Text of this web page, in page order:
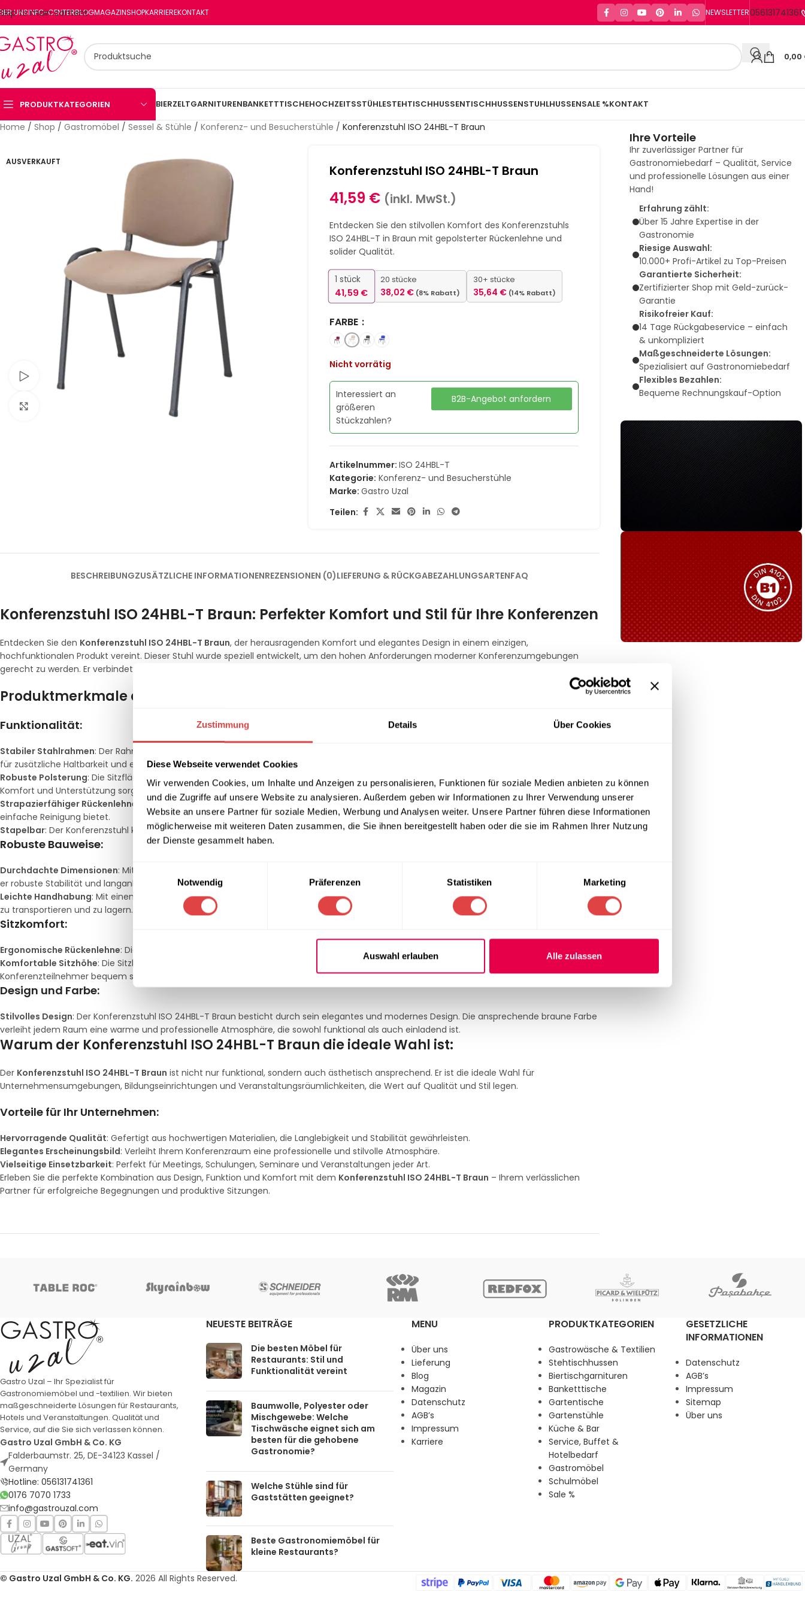
Zustimmung Details Über Cookies
Diese Webseite verwendet Cookies
Wir verwenden Cookies, um Inhalte und Anzeigen zu personalisieren, Funktionen für soziale Medien anbieten zu können
und die Zugriffe auf unsere Website zu analysieren. Außerdem geben wir Informationen zu Ihrer Verwendung unserer
Website an unsere Partner für soziale Medien, Werbung und Analysen weiter. Unsere Partner führen diese Informationen
möglicherweise mit weiteren Daten zusammen, die Sie ihnen bereitgestellt haben oder die sie im Rahmen Ihrer Nutzung
der Dienste gesammelt haben.
Einwilligungsauswahl
Notwendig
Präferenzen Statistiken Marketing
Auswahl erlauben Alle zulassen
Skip to main content
UNSINFO-CENTERBLOGMAGAZINSHOPKARRIEREKONTAKT NEWSLETTER056131741361
0,00
PRODUKTKATEGORIEN BIERZELTGARNITURENBANKETTTISCHEHOCHZEITSSTÜHLESTEHTISCHHUSSENTISCHHUSSENSTUHLHUSSENSALE %KONTAKT
Home / Shop / Gastromöbel / Sessel & Stühle / Konferenz- und Besucherstühle / Konferenzstuhl ISO 24HBL-T Braun
AUSVERKAUFT
Schau Video
Konferenzstuhl ISO 24HBL-T Braun
41,59 € (inkl. MwSt.)
Entdecken Sie den stilvollen Komfort des Konferenzstuhls
ISO 24HBL-T in Braun mit gepolsterter Rückenlehne und
solider Qualität.
1 stück
41,59€
20 stücke
38,02 € (8% Rabatt)
30+ stücke
35,64 € (14% Rabatt)
FARBE
Nicht vorrätig
Interessiert an
größeren
Stückzahlen?
B2B-Angebot anfordern
Artikelnummer:ISO 24HBL-T
Kategorie: Konferenz- und Besucherstühle
Marke:Gastro Uzal
Teilen:
BESCHREIBUNGZUSÄTZLICHE INFORMATIONENREZENSIONEN (0)LIEFERUNG & RÜCKGABEZAHLUNGSARTENFAQ
Konferenzstuhl ISO 24HBL-T Braun: Perfekter Komfort und Stil für Ihre Konferenzen
Entdecken Sie den Konferenzstuhl ISO 24HBL-T Braun, der herausragenden Komfort und elegantes Design in einem einzigen,
hochfunktionalen Produkt vereint. Dieser Stuhl wurde speziell entwickelt, um den hohen Anforderungen moderner Konferenzumgebungen
gerecht zu werden. Er verbindet Funktionalität und Ästhetik auf ideale Weise und ergänzt Ihren Sitzbereich optimal.
Produktmerkmale des Konferenzstuhl ISO 24HBL-T Braun:
Funktionalität:
Stabiler Stahlrahmen: Der Rahmen des Konferenzstuhls ISO 24HBL-T Braun ist pulverbeschichtet und in Schwarz oder Chrom erhältlich, was
für zusätzliche Haltbarkeit und eine moderne Optik sorgt.
Robuste Polsterung: Die Sitzfläche und die Rückenlehne sind mit speziell geformtem Polyurethanschaum gefüllt, der für langanhaltenden
Komfort und Unterstützung sorgt.
Strapazierfähiger Rückenlehnenbezug: Der Bezug der Rückenlehne besteht aus widerstandsfähigem Polypropylen, das Langlebigkeit und
einfache Reinigung bietet.
Stapelbar: Der Konferenzstuhl kann bis zu 12 Stück gestapelt werden, was eine einfache Lagerung und effiziente Raumnutzung ermöglicht.
Robuste Bauweise:
Durchdachte Dimensionen: Mit einer Tiefe von 42 cm, einer Breite von 54 cm und einer Höhe von 82 cm ist der Stuhl so dimensioniert, dass
er robuste Stabilität und langanhaltende Zuverlässigkeit bietet.
Leichte Handhabung: Mit einem Gewicht von nur 5 kg und der Fähigkeit, bis zu 12 Stühle sicher übereinander zu stapeln, ist dieser Stuhl leicht
zu transportieren und zu lagern.
Sitzkomfort:
Ergonomische Rückenlehne: Die ergonomisch gepolsterte Rückenlehne bietet optimalen Halt und Komfort, selbst bei längeren Sitzungen.
Komfortable Sitzhöhe: Die Sitzhöhe von 45 cm unterstützt eine angenehme und gesunde Sitzhaltung, wodurch sichergestellt wird, dass Ihre
Konferenzteilnehmer bequem sitzen.
Design und Farbe:
Stilvolles Design: Der Konferenzstuhl ISO 24HBL-T Braun besticht durch sein elegantes und modernes Design. Die ansprechende braune Farbe
verleiht jedem Raum eine warme und professionelle Atmosphäre, die sowohl funktional als auch einladend ist.
Warum der Konferenzstuhl ISO 24HBL-T Braun die ideale Wahl ist:
Der Konferenzstuhl ISO 24HBL-T Braun ist nicht nur funktional, sondern auch ästhetisch ansprechend. Er ist die ideale Wahl für
Unternehmensumgebungen, Bildungseinrichtungen und Veranstaltungsräumlichkeiten, die Wert auf Qualität und Stil legen.
Vorteile für Ihr Unternehmen:
Hervorragende Qualität: Gefertigt aus hochwertigen Materialien, die Langlebigkeit und Stabilität gewährleisten.
Elegantes Erscheinungsbild: Verleiht Ihrem Konferenzraum eine professionelle und stilvolle Atmosphäre.
Vielseitige Einsetzbarkeit: Perfekt für Meetings, Schulungen, Seminare und Veranstaltungen jeder Art.
Erleben Sie die perfekte Kombination aus Design, Funktion und Komfort mit dem Konferenzstuhl ISO 24HBL-T Braun – Ihrem verlässlichen
Partner für erfolgreiche Begegnungen und produktive Sitzungen.
Ihre Vorteile
Ihr zuverlässiger Partner für
Gastronomiebedarf – Qualität, Service
und professionelle Lösungen aus einer
Hand!
Erfahrung zählt:
Über 15 Jahre Expertise in der
Gastronomie
Riesige Auswahl:
10.000+ Profi-Artikel zu Top-Preisen
Garantierte Sicherheit:
Zertifizierter Shop mit Geld-zurück-
Garantie
Risikofreier Kauf:
14 Tage Rückgabeservice – einfach
& unkompliziert
Maßgeschneiderte Lösungen:
Spezialisiert auf Gastronomiebedarf
Flexibles Bezahlen:
Bequeme Rechnungskauf-Option
Sie haben nicht das passende
Produkt gefunden?
Wir helfen Ihnen gerne weiter!
produkten
Gastro Uzal – Ihr Spezialist für
Gastronomiemöbel und -textilien. Wir bieten
maßgeschneiderte Lösungen für Restaurants,
Hotels und Veranstaltungen. Qualität und
Service, auf die Sie sich verlassen können.
Gastro Uzal GmbH & Co. KG
Falderbaumstr. 25, DE-34123 Kassel /
Germany
Hotline: 056131741361
0176 7070 1733
info@gastrouzal.com
NEUESTE BEITRÄGE
Die besten Möbel für
Restaurants: Stil und
Funktionalität vereint
Baumwolle, Polyester oder
Mischgewebe: Welche
Tischwäsche eignet sich am
besten für die gehobene
Gastronomie?
Welche Stühle sind für
Gaststätten geeignet?
Beste Gastronomiemöbel für
kleine Restaurants?
MENU
Über uns
Lieferung
Blog
Magazin
Datenschutz
AGB’s
Impressum
Karriere
PRODUKTKATEGORIEN
Gastrowäsche & Textilien
Stehtischhussen
Biertischgarnituren
Banketttische
Gartentische
Gartenstühle
Küche & Bar
Service, Buffet &
Hotelbedarf
Gastromöbel
Schulmöbel
Sale %
GESETZLICHE
INFORMATIONEN
Datenschutz
AGB’s
Impressum
Sitemap
Über uns
© Gastro Uzal GmbH & Co. KG. 2026 All Rights Reserved.